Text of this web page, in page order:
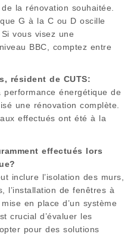
la rénovation souhaitée.
G à la C ou D oscille
vous visez une
BBC, comptez entre
résident de CUTS:
énergétique de
une rénovation complète.
effectués ont été à la
effectués lors
inclure l’isolation des murs,
l’installation de fenêtres à
en place d’un système
crucial d’évaluer les
pour des solutions